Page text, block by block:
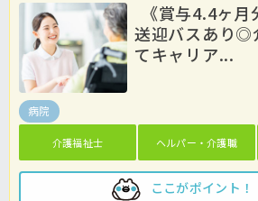
《賞与4.4ヶ月
送迎バスあり◎
てキャリア...
病院
介護福祉士 ヘルパー・介護職
ここがポイント！